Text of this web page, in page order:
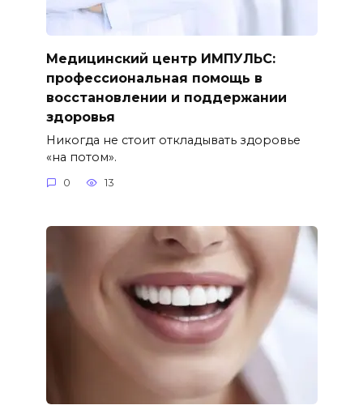
Медицинский центр ИМПУЛЬС:
профессиональная помощь в
восстановлении и поддержании
здоровья
Никогда не стоит откладывать здоровье
«на потом».
0 13